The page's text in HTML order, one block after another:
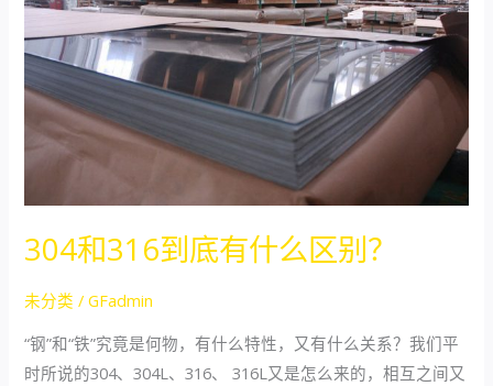
304和316到底有什么区别？
未分类 /GFadmin
“钢”和“铁”究竟是何物，有什么特性，又有什么关系？我们平
时所说的304、304L、316、 316L又是怎么来的，相互之间又
到
底
什
么
区